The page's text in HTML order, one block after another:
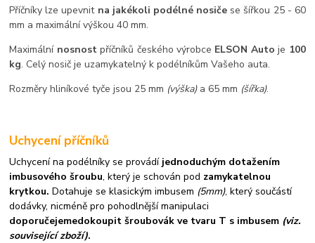
Příčníky lze upevnit na jakékoli podélné nosiče se šířkou 25 - 60
mm a maximální výškou 40 mm.
Maximální nosnostpříčníků českého výrobce ELSON Autoje 100
kg. Celý nosič je uzamykatelný k podélníkům Vašeho auta.
Rozměry hliníkové tyče jsou 25 mm (výška)a 65 mm (šířka).
Uchycení příčníků
Uchycení na podélníky se provádí jednoduchým dotažením
imbusového šroubu, který je schován pod zamykatelnou
krytkou.Dotahuje se klasickým imbusem (5mm), který součástí
dodávky, nicméně pro pohodlnější manipulaci
doporučejemedokoupit šroubovák ve tvaru T s imbusem (viz.
související zboží).